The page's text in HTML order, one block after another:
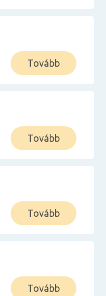
Tovább
Tovább
Tovább
Tovább